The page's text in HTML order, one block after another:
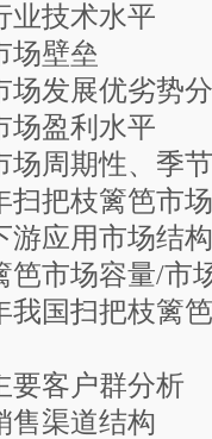
技术水平
壁垒
发展优劣势
盈利水平
周期性、季
把枝篱笆市场
应用市场结构
市场容量/市
国扫把枝篱笆
客户群分析
渠道结构